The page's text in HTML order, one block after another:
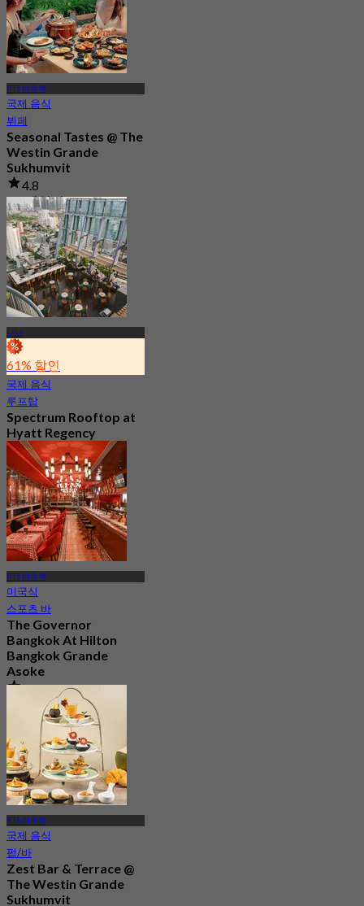
BTS 아속역
국제 음식
뷔페
Seasonal Tastes @ The
Westin Grande
Sukhumvit
4.8
2K 예약됨
에서฿ 794.25
나나
61% 할인
국제 음식
루프탑
Spectrum Rooftop at
Hyatt Regency
Bangkok Sukhumvit
4.8
9.9K 예약됨
에서฿ 499.5
BTS 아속역
미국식
스포츠 바
The Governor
Bangkok At Hilton
Bangkok Grande
Asoke
4.6
63 예약됨
฿ 299.5
BTS 아속역
국제 음식
펍/바
Zest Bar & Terrace @
The Westin Grande
Sukhumvit